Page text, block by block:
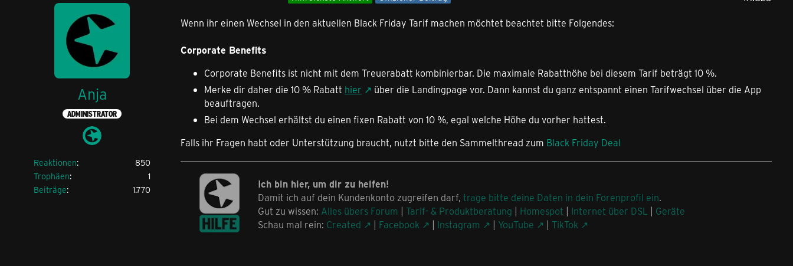
Anja
ADMINISTRATOR
Reaktionen
850
Trophäen
1
Beiträge
1.770
Wenn ihr einen Wechsel in den aktuellen Black Friday Tarif machen möchtet beachtet bitte Folgendes:
Corporate Benefits
Corporate Benefits ist nicht mit dem Treuerabatt kombinierbar. Die maximale Rabatthöhe bei diesem Tarif beträgt 10 %.
Merke dir daher die 10 % Rabatt hier
über die Landingpage vor. Dann kannst du ganz entspannt einen Tarifwechsel über die App
beauftragen.
Bei dem Wechsel erhältst du einen fixen Rabatt von 10 %, egal welche Höhe du vorher hattest.
Falls ihr Fragen habt oder Unterstützung braucht, nutzt bitte den Sammelthread zum Black Friday Deal
Ich bin hier, um dir zu helfen!
Damit ich auf dein Kundenkonto zugreifen darf, trage bitte deine Daten in dein Forenprofil ein.
Gut zu wissen: Alles übers Forum | Tarif- & Produktberatung | Homespot | Internet über DSL | Geräte
Schau mal rein: Created | Facebook | Instagram | YouTube | TikTok